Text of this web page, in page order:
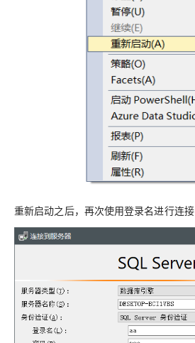
重新启动之后，再次使用登录名进行连接